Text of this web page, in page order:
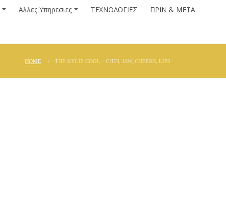
Αλλες Υπηρεσιες ΤΕΧΝΟΛΟΓΙΕΣ
ΠΡΙΝ & ΜΕΤΑ
HOME THE KYLIE COOL – CHIN, JAW, CHEEKS, LIPS